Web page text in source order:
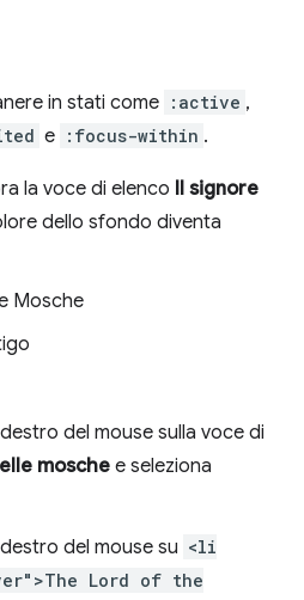
in stati come :active ,
e :focus-within .
la voce di elenco Il signore
dello sfondo diventa
Mosche
del mouse sulla voce di
moschee seleziona
del mouse su <li
Lord of the